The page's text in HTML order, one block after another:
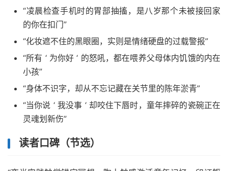
“凌晨检查手机时的胃部抽搐，是八岁那个未被接回家
的你在扣门”
“化妆遮不住的黑眼圈，实则是情绪硬盘的过载警报”
“所有 ‘ 为你好 ‘ 的怒吼，都在喂养父母体内饥饿的内在
小孩”
“身体不识字，却从不忘记藏在关节里的陈年淤青”
“当你说 ‘ 我没事 ‘ 却咬住下唇时，童年摔碎的瓷碗正在
灵魂划新伤”
读者口碑（节选）